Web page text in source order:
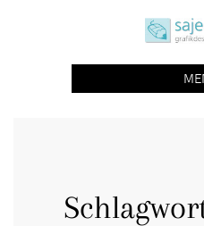
saje design
grafikdesign |